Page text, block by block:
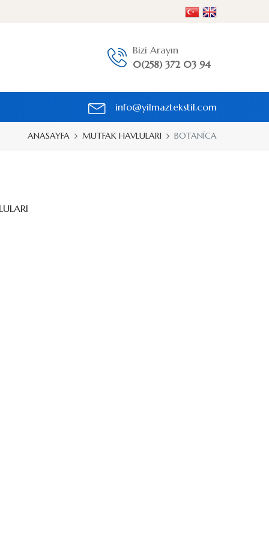
Bizi Arayın
0(258) 372 03 94
info@yilmaztekstil.com
ANASAYFA MUTFAK HAVLULARI BOTANİCA